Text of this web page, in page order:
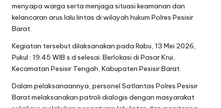
menyapa warga serta menjaga situasi keamanan dan
kelancaran arus lalu lintas di wilayah hukum Polres Pesisir
Barat.
Kegiatan tersebut dilaksanakan pada Rabu, 13 Mei 2026,
Pukul : 19.45 WIB s.d selesai. Berlokasi di Pasar Krui,
Kecamatan Pesisir Tengah, Kabupaten Pesisir Barat.
Dalam pelaksanaannya, personel Satlantas Polres Pesisir
Barat melaksanakan patroli dialogis dengan masyarakat